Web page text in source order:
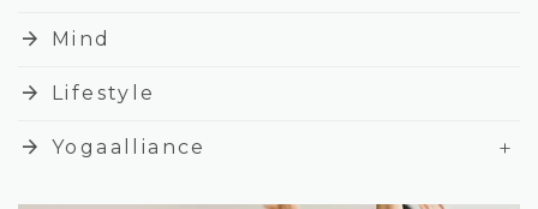
arrow_forward
Mind
arrow_forward Lifestyle
arrow_forward Yogaalliance +